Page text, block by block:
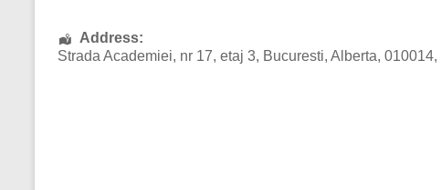
Address:
Strada Academiei, nr 17, etaj 3, Bucuresti, Alberta, 010014,